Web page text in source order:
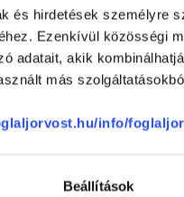
és hirdetések személyre
Ezenkívül közösségi
adatait, akik
más
info/
Beállítások
Radio
08.08.